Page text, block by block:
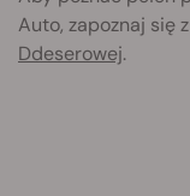
Auto, zapoznaj się
Ddeserowej.